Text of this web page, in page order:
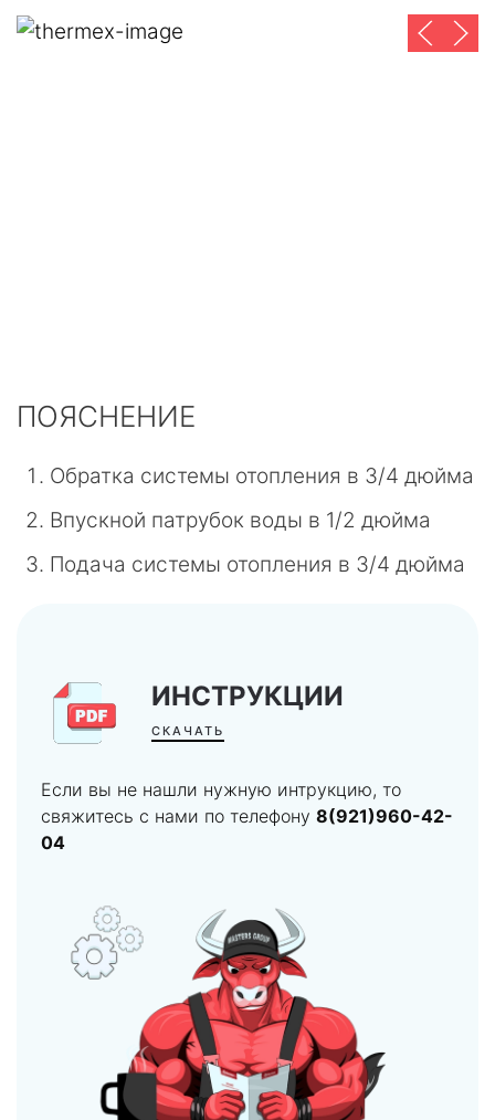
ПОЯСНЕНИЕ
Обратка системы отопления в 3/4 дюйма
Впускной патрубок воды в 1/2 дюйма
Подача системы отопления в 3/4 дюйма
ИНСТРУКЦИИ
СКАЧАТЬ
Если вы не нашли нужную интрукцию, то
свяжитесь с нами по телефону 8(921)960-42-
04